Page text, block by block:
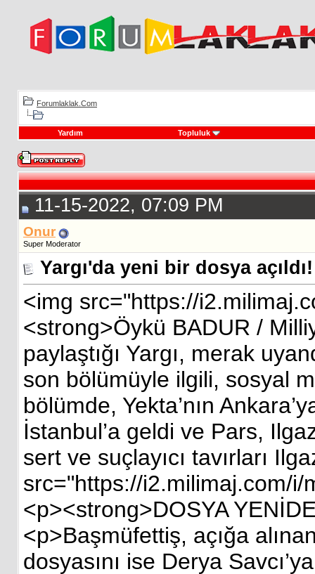
Forumlaklak.Com
Yardım Topluluk
11-15-2022, 07:09 PM
Onur
Super Moderator
Yargı'da yeni bir dosya
<img src="https://
<strong>Öykü BADUR /
paylaştığı Yargı, merak
son bölümüyle ilgili, sosyal
bölümde, Yekta’nın
İstanbul’a geldi ve Pars,
sert ve suçlayıcı tavırları
src="https://i2.milimaj.com/
<p><strong>DOSYA
<p>Başmüfettiş, açığa
dosyasını ise Derya